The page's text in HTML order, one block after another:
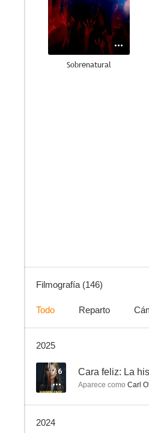
Sobrenatural
Filmografía (146)
Todo Reparto
2025
7.6
Aparece como Carl
2024